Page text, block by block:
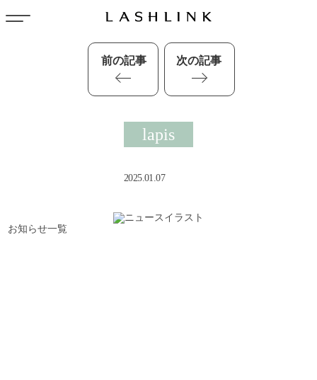
lapis
2025.01.07
前の記事 次の記事
お知らせ一覧